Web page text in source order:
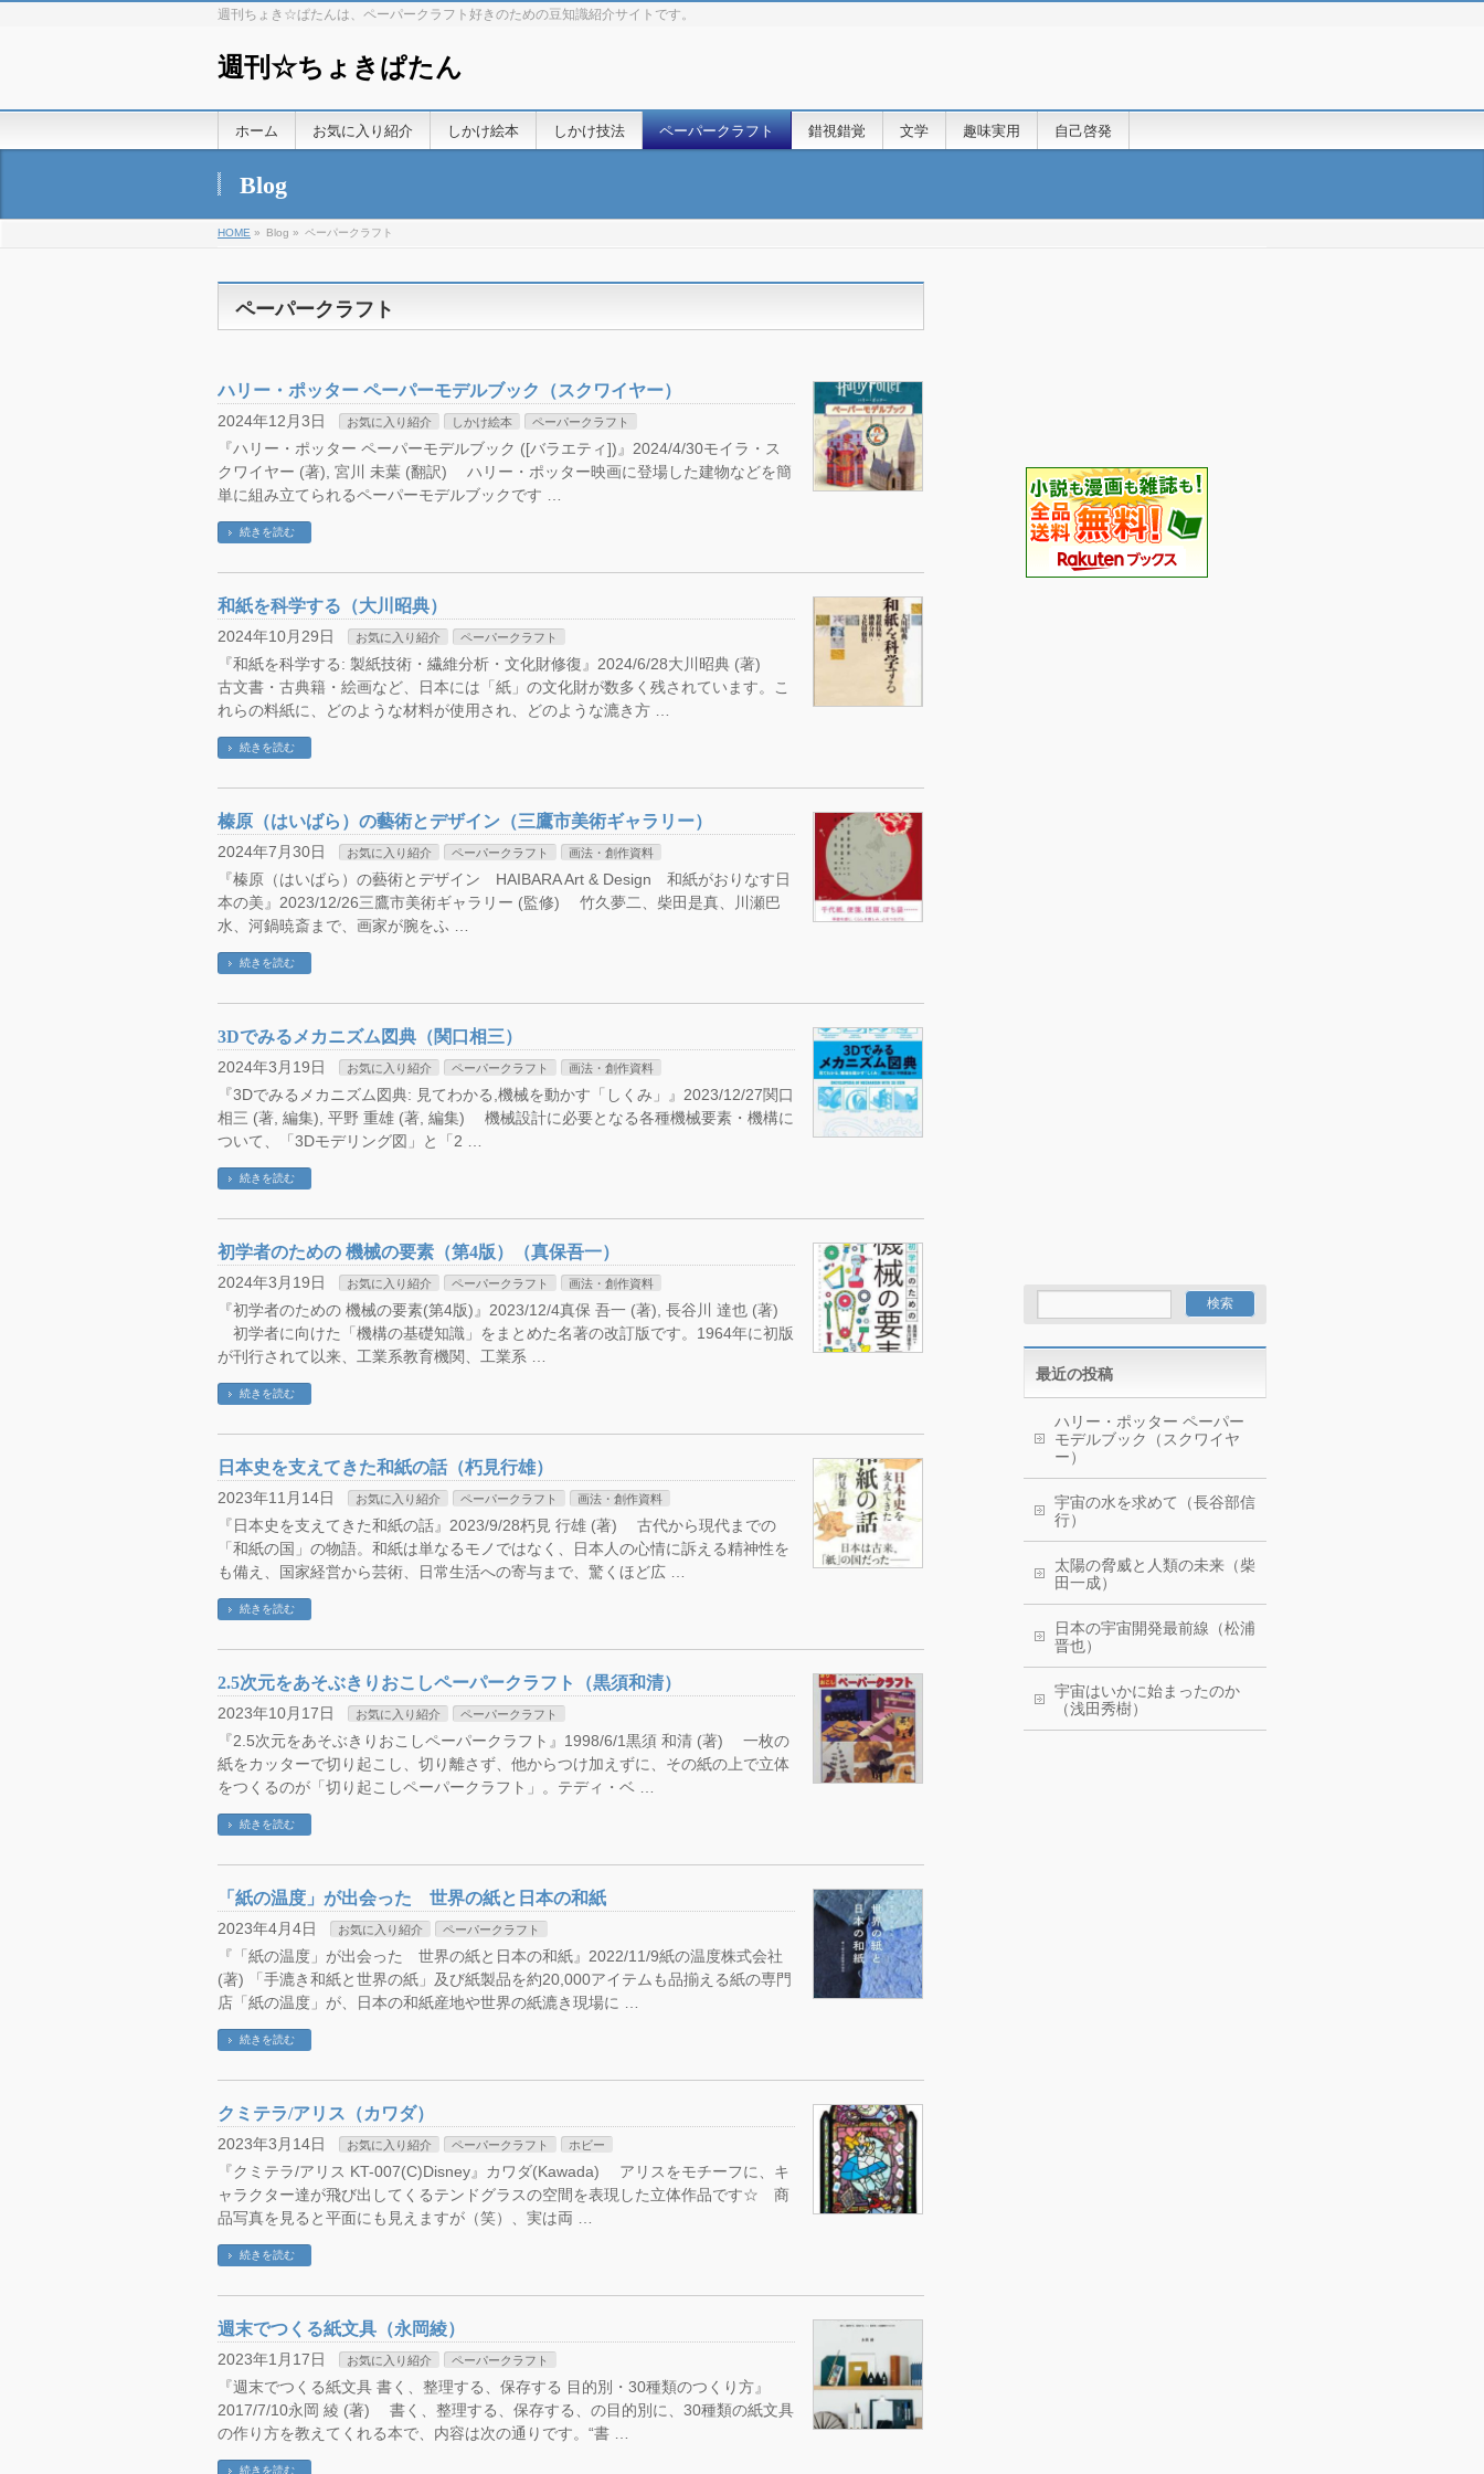
週刊ちょき☆ぱたんは、ペーパークラフト好きのための豆知識紹介サイトです。
週刊☆ちょきぱたん
ホーム お気に入り紹介 しかけ絵本 しかけ技法 ペーパークラフト 錯視錯覚 文学 趣味実用 自己啓発
Blog
HOME » Blog » ペーパークラフト
ペーパークラフト
ハリー・ポッター ペーパーモデルブック（スクワイヤー）
2024年12月3日 お気に入り紹介 しかけ絵本 ペーパークラフト
『ハリー・ポッター ペーパーモデルブック ([バラエティ])』2024/4/30モイラ・ス
クワイヤー (著), 宮川 未葉 (翻訳) ハリー・ポッター映画に登場した建物などを簡
単に組み立てられるペーパーモデルブックです …
続きを読む
和紙を科学する（大川昭典）
2024年10月29日 お気に入り紹介 ペーパークラフト
『和紙を科学する: 製紙技術・繊維分析・文化財修復』2024/6/28大川昭典 (著)
古文書・古典籍・絵画など、日本には「紙」の文化財が数多く残されています。こ
れらの料紙に、どのような材料が使用され、どのような漉き方 …
続きを読む
榛原（はいばら）の藝術とデザイン（三鷹市美術ギャラリー）
2024年7月30日 お気に入り紹介 ペーパークラフト 画法・創作資料
『榛原（はいばら）の藝術とデザイン HAIBARA Art & Design 和紙がおりなす日
本の美』2023/12/26三鷹市美術ギャラリー (監修) 竹久夢二、柴田是真、川瀬巴
水、河鍋暁斎まで、画家が腕をふ …
続きを読む
3Dでみるメカニズム図典（関口相三）
2024年3月19日 お気に入り紹介 ペーパークラフト 画法・創作資料
『3Dでみるメカニズム図典: 見てわかる,機械を動かす「しくみ」』2023/12/27関口
相三 (著, 編集), 平野 重雄 (著, 編集) 機械設計に必要となる各種機械要素・機構に
ついて、「3Dモデリング図」と「2 …
続きを読む
初学者のための 機械の要素（第4版）（真保吾一）
2024年3月19日 お気に入り紹介 ペーパークラフト 画法・創作資料
『初学者のための 機械の要素(第4版)』2023/12/4真保 吾一 (著), 長谷川 達也 (著)
初学者に向けた「機構の基礎知識」をまとめた名著の改訂版です。1964年に初版
が刊行されて以来、工業系教育機関、工業系 …
続きを読む
日本史を支えてきた和紙の話（朽見行雄）
2023年11月14日 お気に入り紹介 ペーパークラフト 画法・創作資料
『日本史を支えてきた和紙の話』2023/9/28朽見 行雄 (著) 古代から現代までの
「和紙の国」の物語。和紙は単なるモノではなく、日本人の心情に訴える精神性を
も備え、国家経営から芸術、日常生活への寄与まで、驚くほど広 …
続きを読む
2.5次元をあそぶきりおこしペーパークラフト（黒須和清）
2023年10月17日 お気に入り紹介 ペーパークラフト
『2.5次元をあそぶきりおこしペーパークラフト』1998/6/1黒須 和清 (著) 一枚の
紙をカッターで切り起こし、切り離さず、他からつけ加えずに、その紙の上で立体
をつくるのが「切り起こしペーパークラフト」。テディ・ベ …
続きを読む
「紙の温度」が出会った 世界の紙と日本の和紙
2023年4月4日 お気に入り紹介 ペーパークラフト
『「紙の温度」が出会った 世界の紙と日本の和紙』2022/11/9紙の温度株式会社
(著) 「手漉き和紙と世界の紙」及び紙製品を約20,000アイテムも品揃える紙の専門
店「紙の温度」が、日本の和紙産地や世界の紙漉き現場に …
続きを読む
クミテラ/アリス（カワダ）
2023年3月14日 お気に入り紹介 ペーパークラフト ホビー
『クミテラ/アリス KT-007(C)Disney』カワダ(Kawada) アリスをモチーフに、キ
ャラクター達が飛び出してくるテンドグラスの空間を表現した立体作品です☆ 商
品写真を見ると平面にも見えますが（笑）、実は両 …
続きを読む
週末でつくる紙文具（永岡綾）
2023年1月17日 お気に入り紹介 ペーパークラフト
『週末でつくる紙文具 書く、整理する、保存する 目的別・30種類のつくり方』
2017/7/10永岡 綾 (著) 書く、整理する、保存する、の目的別に、30種類の紙文具
の作り方を教えてくれる本で、内容は次の通りです。“書 …
続きを読む
最近の投稿
ハリー・ポッター ペーパー
モデルブック（スクワイヤ
ー）
宇宙の水を求めて（長谷部信
行）
太陽の脅威と人類の未来（柴
田一成）
日本の宇宙開発最前線（松浦
晋也）
宇宙はいかに始まったのか
（浅田秀樹）